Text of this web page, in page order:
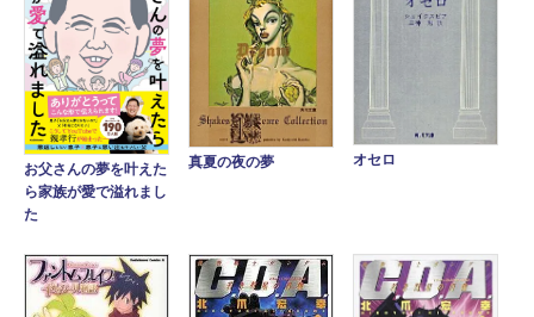
お父さんの夢を叶えた
ら家族が愛で溢れまし
た
真夏の夜の夢 オセロ